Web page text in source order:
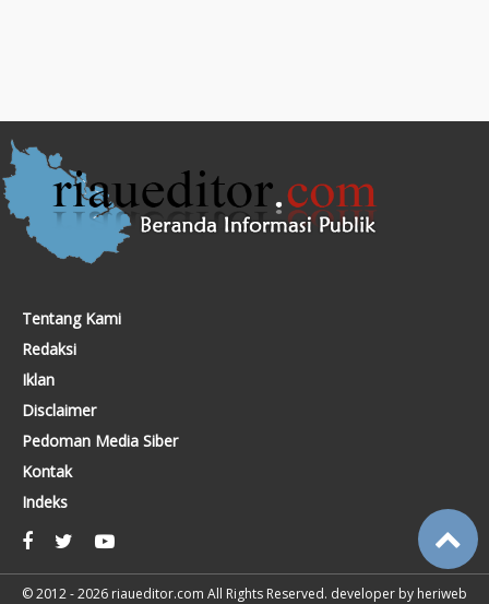
Tentang Kami
Redaksi
Iklan
Disclaimer
Pedoman Media Siber
Kontak
Indeks
© 2012 - 2026 riaueditor.com All Rights Reserved. developer by heriweb